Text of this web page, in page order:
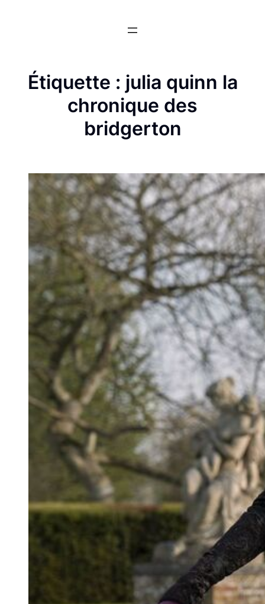
Étiquette : julia quinn la
chronique des
bridgerton